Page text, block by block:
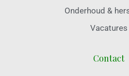
Onderhoud &
Vacatures
Contact